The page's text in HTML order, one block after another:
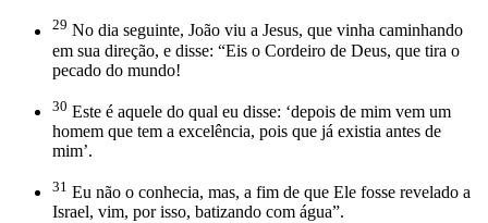
29 No dia seguinte, João viu a Jesus, que vinha caminhando
em sua direção, e disse: “Eis o Cordeiro de Deus, que tira o
pecado do mundo!
30 Este é aquele do qual eu disse: ‘depois de mim vem um
homem que tem a excelência, pois que já existia antes de
mim’.
31 Eu não o conhecia, mas, a fim de que Ele fosse revelado a
Israel, vim, por isso, batizando com água”.